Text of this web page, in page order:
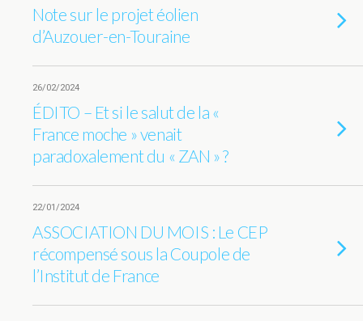
Note sur le projet éolien
d’Auzouer-en-Touraine
26/02/2024
ÉDITO – Et si le salut de la «
France moche » venait
paradoxalement du « ZAN » ?
22/01/2024
ASSOCIATION DU MOIS : Le CEP
récompensé sous la Coupole de
l’Institut de France